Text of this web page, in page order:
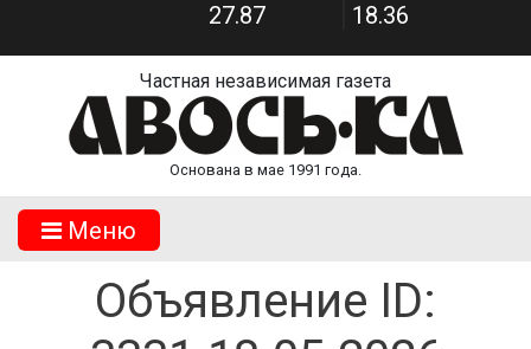
27.87 18.36
Частная независимая газета
Основана в мае 1991 года.
Mеню
Объявление ID: